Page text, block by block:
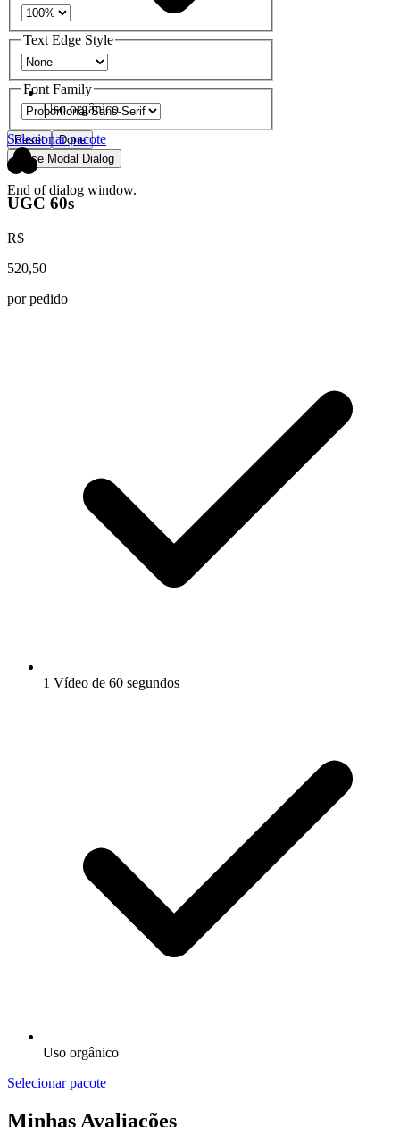
Text Edge Style
Font Family
Reset
Done
Close Modal Dialog
End of dialog window.
Uso orgânico
Selecionar pacote
UGC 60s
R$
520,50
por pedido
1 Vídeo de 60 segundos
Uso orgânico
Selecionar pacote
Minhas Avaliações